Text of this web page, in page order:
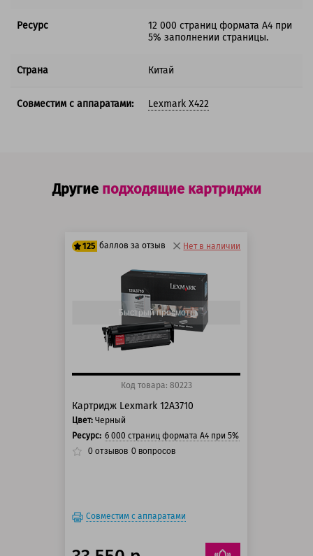
Ресурс
12 000 страниц формата А4 при
5% заполнении страницы.
Страна Китай
Совместим с аппаратами: Lexmark X422
Другие подходящие картриджи
125 баллов за отзыв
125 баллов
Нет в наличии
Быстрый просмотр
Код товара: 80223
Картридж Lexmark 12A3710
Цвет: Черный
Ресурс: 6 000 страниц формата А4 при 5% заполнении
0 отзывов 0 вопросов
Совместим с аппаратами